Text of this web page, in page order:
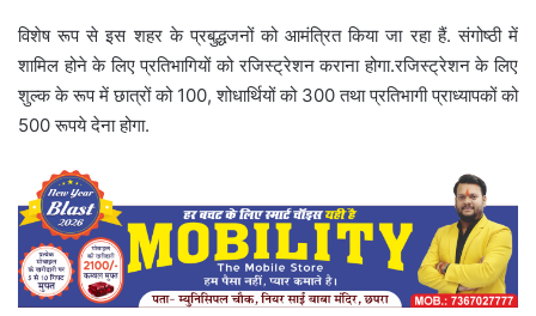
विशेष रूप से इस शहर के प्रबुद्धजनों को आमंत्रित किया जा रहा हैं. संगोष्ठी में
शामिल होने के लिए प्रतिभागियों को रजिस्ट्रेशन कराना होगा.रजिस्ट्रेशन के लिए
शुल्क के रूप में छात्रों को 100, शोधार्थियों को 300 तथा प्रतिभागी प्राध्यापकों को
500 रूपये देना होगा.